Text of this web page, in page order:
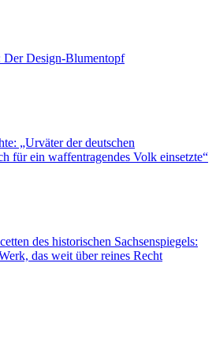
Design-Blumentopf
„Urväter der deutschen
für ein waffentragendes Volk einsetzte“
des historischen Sachsenspiegels:
das weit über reines Recht